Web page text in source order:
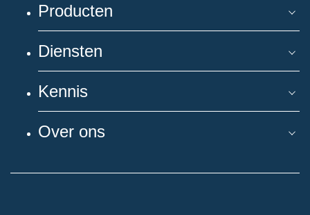
Producten
Diensten
Kennis
Over ons